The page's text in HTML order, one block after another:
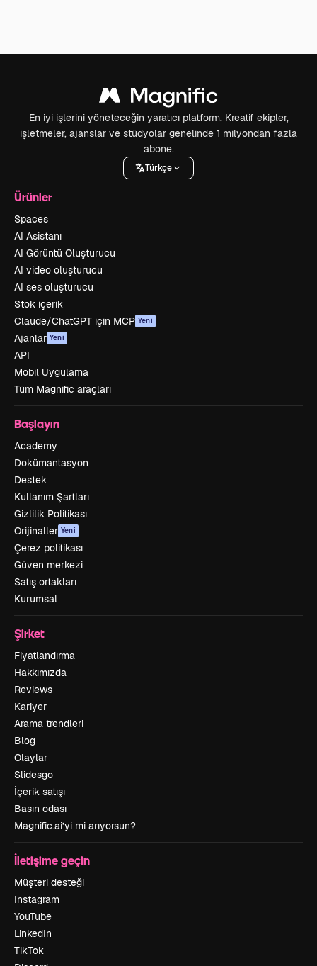
En iyi işlerini yöneteceğin yaratıcı platform. Kreatif ekipler,
işletmeler, ajanslar ve stüdyolar genelinde 1 milyondan fazla
abone.
Türkçe
Ürünler
Spaces
AI Asistanı
AI Görüntü Oluşturucu
AI video oluşturucu
AI ses oluşturucu
Stok içerik
Claude/ChatGPT için MCP Yeni
Ajanlar Yeni
API
Mobil Uygulama
Tüm Magnific araçları
Başlayın
Academy
Dokümantasyon
Destek
Kullanım Şartları
Gizlilik Politikası
Orijinaller Yeni
Çerez politikası
Güven merkezi
Satış ortakları
Kurumsal
Şirket
Fiyatlandırma
Hakkımızda
Reviews
Kariyer
Arama trendleri
Blog
Olaylar
Slidesgo
İçerik satışı
Basın odası
Magnific.ai’yi mi arıyorsun?
İletişime geçin
Müşteri desteği
Instagram
YouTube
LinkedIn
TikTok